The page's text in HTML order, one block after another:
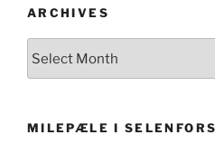
ARCHIVES
MILEPÆLE I